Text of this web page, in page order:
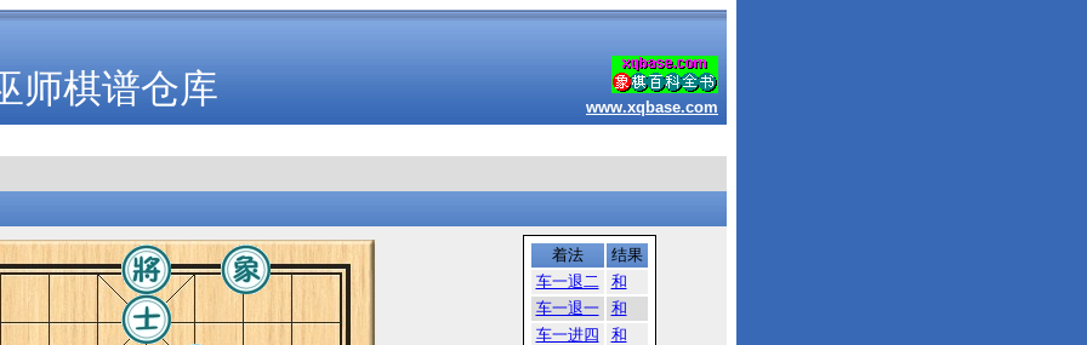
师棋谱仓库 www.xqbase.com
着法
结果
车一退二
和
车一退一
和
车一进四
和